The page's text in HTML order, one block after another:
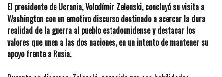
El presidente de Ucrania, Volodímir Zelenski, concluyó su visita a
Washington con un emotivo discurso destinado a acercar la dura
realidad de la guerra al pueblo estadounidense y destacar los
valores que unen a las dos naciones, en un intento de mantener su
apoyo frente a Rusia.